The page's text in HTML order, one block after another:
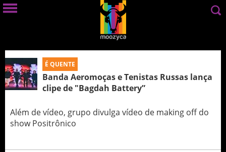
É QUENTE
Banda Aeromoças e Tenistas Russas lança
clipe de "Bagdah Battery”
Além de vídeo, grupo divulga vídeo de making off do
show Positrônico